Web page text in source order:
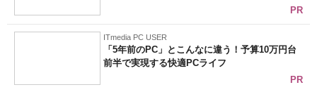
PR
ITmedia PC USER
「5年前のPC」とこんなに違う！予算10万円台
前半で実現する快適PCライフ
PR